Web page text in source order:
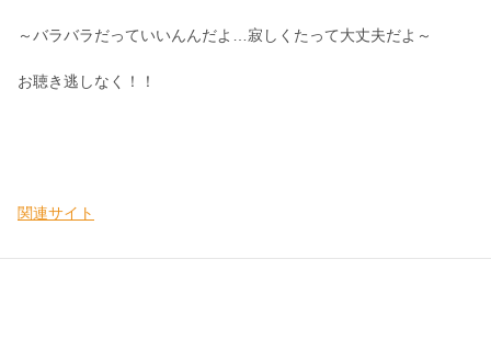
～バラバラだっていいんんだよ…寂しくたって大丈夫だよ～
お聴き逃しなく！！
関連サイト